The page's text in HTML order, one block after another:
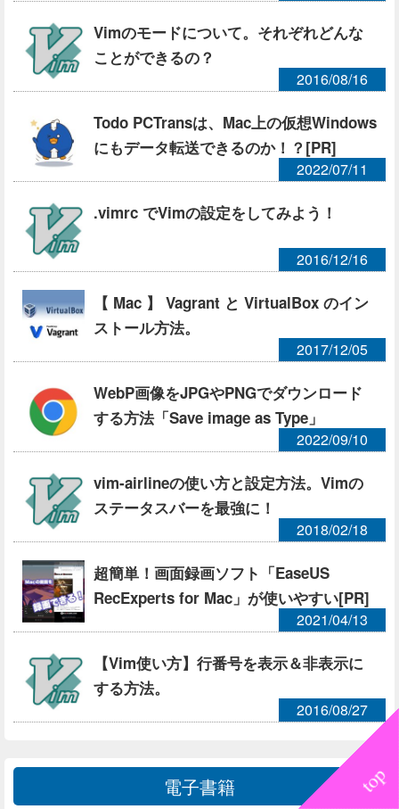
Vimのモードについて。それぞれどんな
ことができるの？
2016/08/16
Todo PCTransは、Mac上の仮想Windows
にもデータ転送できるのか！？[PR]
2022/07/11
.vimrc でVimの設定をしてみよう！
2016/12/16
【 Mac 】 Vagrant と VirtualBox のイン
ストール方法。
2017/12/05
WebP画像をJPGやPNGでダウンロード
する方法「Save image as Type」
2022/09/10
vim-airlineの使い方と設定方法。Vimの
ステータスバーを最強に！
2018/02/18
超簡単！画面録画ソフト「EaseUS
RecExperts for Mac」が使いやすい[PR]
2021/04/13
【Vim使い方】行番号を表示＆非表示に
する方法。
2016/08/27
電子書籍